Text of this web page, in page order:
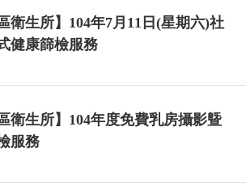
衛生所】104年7月11日(星期六)社
健康篩檢服務
衛生所】104年度免費乳房攝影曁
服務